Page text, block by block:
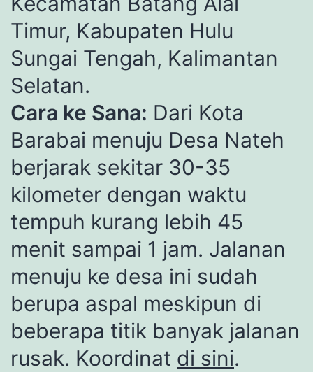
Timur, Kabupaten Hulu
Sungai Tengah, Kalimantan
Selatan.
Cara ke Sana: Dari Kota
Barabai menuju Desa Nateh
berjarak sekitar 30-35
kilometer dengan waktu
tempuh kurang lebih 45
menit sampai 1 jam. Jalanan
menuju ke desa ini sudah
berupa aspal meskipun di
beberapa titik banyak jalanan
rusak. Koordinat di sini.